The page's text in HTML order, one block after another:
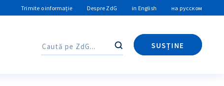
Trimite o informație Despre ZdG in English на русском
Caută
SUSȚINE
Caută